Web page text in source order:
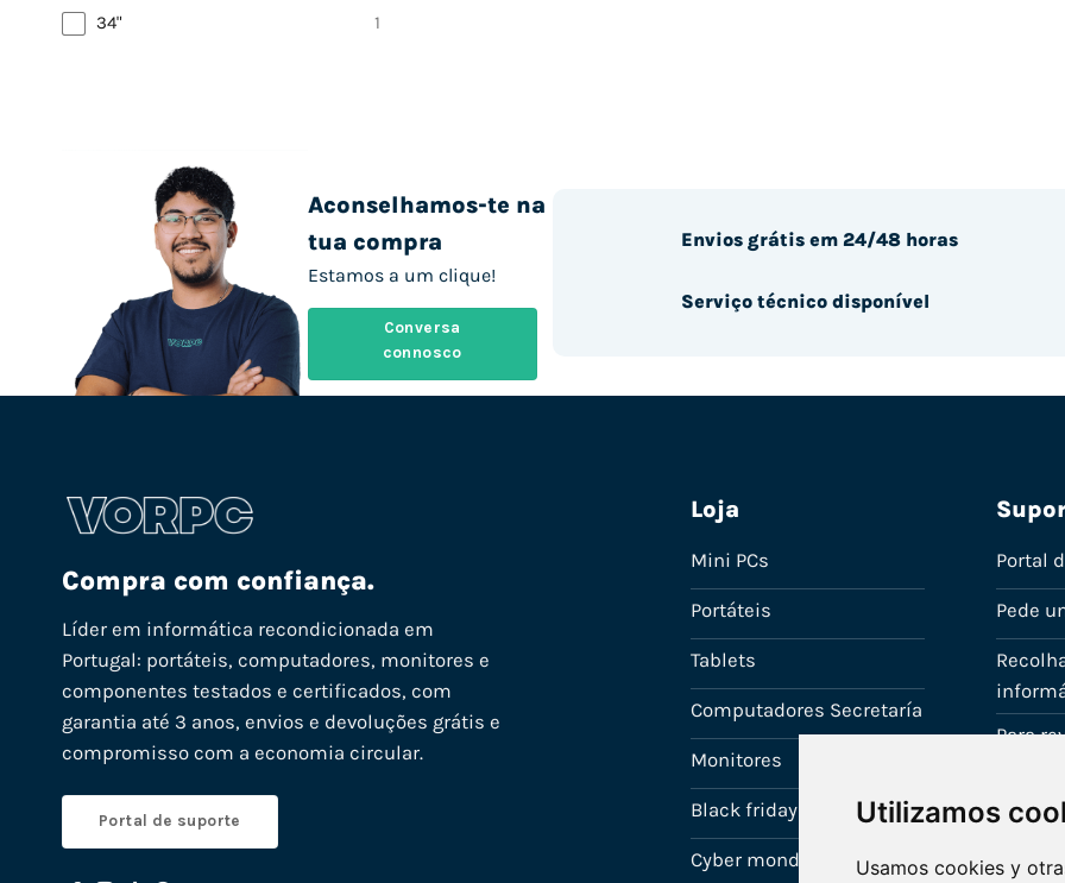
Utilizamos
Usamos cookies y
34"
1
Aconselhamos-te na
tua compra
Estamos a um clique!
Conversa
connosco
Envios grátis em 24/48 horas
Serviço técnico disponível
Compra com confiança.
Líder em informática recondicionada em
Portugal: portáteis, computadores, monitores e
componentes testados e certificados, com
garantia até 3 anos, envios e devoluções grátis e
compromisso com a economia circular.
Portal de suporte
Loja
Mini PCs
Portáteis
Tablets
Computadores Secretaría
Monitores
Black friday
Cyber monday
Portal
Pede
Para